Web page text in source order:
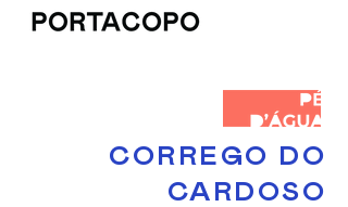
CORREGO DO
CARDOSO